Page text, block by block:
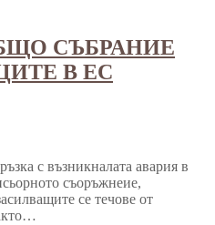
СЪБРАНИЕ
В ЕС
с възникналата авария в
съоръжнеие,
се течове от